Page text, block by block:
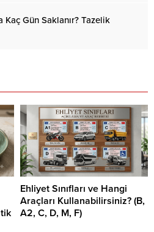
Kaç Gün Saklanır? Tazelik
Ehliyet Sınıfları ve Hangi
Araçları Kullanabilirsiniz? (B,
A2, C, D, M, F)